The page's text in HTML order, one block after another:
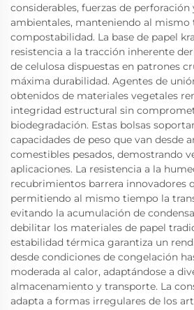
considerables, fuerzas de perforación
ambientales, manteniendo al
compostabilidad. La base de papel
resistencia a la tracción inherente
de celulosa dispuestas en patrones
máxima durabilidad. Agentes de
obtenidos de materiales vegetales
integridad estructural sin
biodegradación. Estas bolsas
capacidades de peso que van desde
comestibles pesados, demostrando
aplicaciones. La resistencia a la
recubrimientos barrera innovadores
permitiendo al mismo tiempo la
evitando la acumulación de
debilitar los materiales de papel
estabilidad térmica garantiza un
desde condiciones de congelación
moderada al calor, adaptándose a
almacenamiento y transporte. La
adapta a formas irregulares de los